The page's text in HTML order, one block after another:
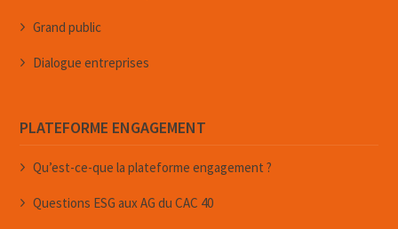
Grand public
Dialogue entreprises
PLATEFORME ENGAGEMENT
Qu’est-ce-que la plateforme engagement ?
Questions ESG aux AG du CAC 40